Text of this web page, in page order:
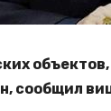
сообщил